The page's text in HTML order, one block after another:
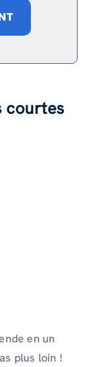
courtes
en un
plus loin !